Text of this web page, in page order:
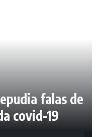
falas de
covid-19